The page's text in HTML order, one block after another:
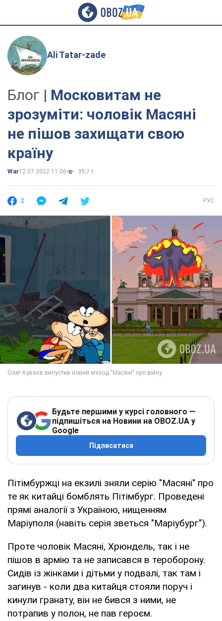
Ali Tatar-zade
Блог | Московитам не
зрозуміти: чоловік Масяні
не пішов захищати свою
країну
War12.07.2022 11:06 39,7 т.
2 РУС
Будьте першими у курсі головного —
підпишіться на Новини на OBOZ.UA у
Google
Підписатися
Пітімбуржці на екзилі зняли серію "Масяні" про
те як китайці бомблять Пітімбург. Проведені
прямі аналогії з Україною, нищенням
Маріуполя (навіть серія зветься "Маріубург").
Проте чоловік Масяні, Хрюндель, так і не
пішов в армію та не записався в тероборону.
Сидів із жінками і дітьми у подвалі, так там і
загинув - коли два китайця стояли поруч і
кинули гранату, він не бився з ними, не
потрапив у полон, не пав героєм.